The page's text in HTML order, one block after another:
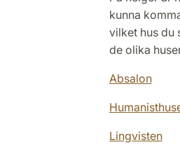
kunna
vilket hus du
de olika
Absalon
Lingvisten